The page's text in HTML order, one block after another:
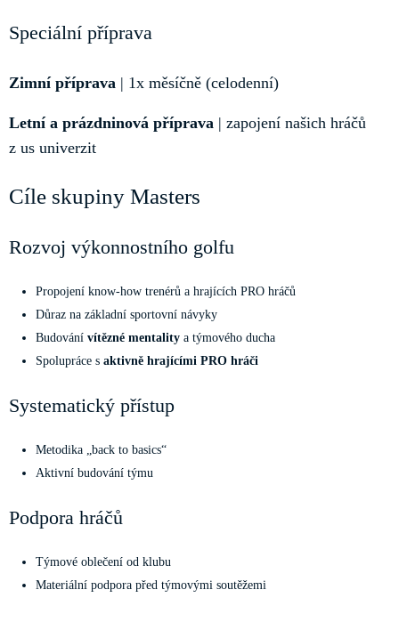
Speciální příprava
Zimní příprava | 1x měsíčně (celodenní)
Letní a prázdninová příprava | zapojení našich hráčů
z us univerzit
Cíle skupiny Masters
Rozvoj výkonnostního golfu
Propojení know-how trenérů a hrajících PRO hráčů
Důraz na základní sportovní návyky
Budování vítězné mentality a týmového ducha
Spolupráce s aktivně hrajícími PRO hráči
Systematický přístup
Metodika „back to basics“
Aktivní budování týmu
Podpora hráčů
Týmové oblečení od klubu
Materiální podpora před týmovými soutěžemi